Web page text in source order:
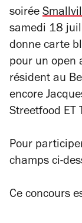
soirée
samedi 18
donne carte
pour un open
résident au
encore
Streetfood ET
Pour
champs ci-
Ce concours